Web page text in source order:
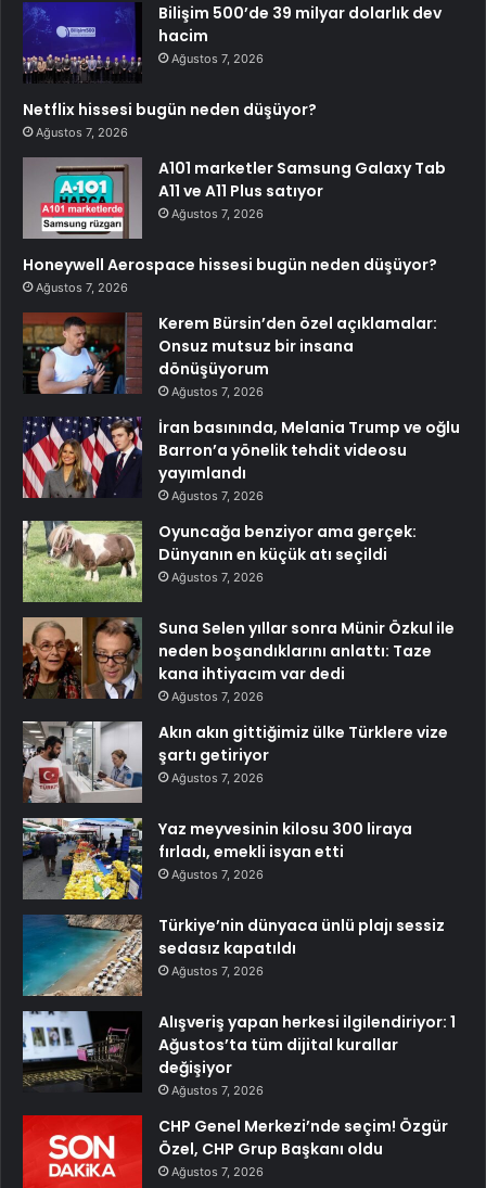
Bilişim 500’de 39 milyar dolarlık dev
hacim
Ağustos 7, 2026
Netflix hissesi bugün neden düşüyor?
Ağustos 7, 2026
A101 marketler Samsung Galaxy Tab
A11 ve A11 Plus satıyor
Ağustos 7, 2026
Honeywell Aerospace hissesi bugün neden düşüyor?
Ağustos 7, 2026
Kerem Bürsin’den özel açıklamalar:
Onsuz mutsuz bir insana
dönüşüyorum
Ağustos 7, 2026
İran basınında, Melania Trump ve oğlu
Barron’a yönelik tehdit videosu
yayımlandı
Ağustos 7, 2026
Oyuncağa benziyor ama gerçek:
Dünyanın en küçük atı seçildi
Ağustos 7, 2026
Suna Selen yıllar sonra Münir Özkul ile
neden boşandıklarını anlattı: Taze
kana ihtiyacım var dedi
Ağustos 7, 2026
Akın akın gittiğimiz ülke Türklere vize
şartı getiriyor
Ağustos 7, 2026
Yaz meyvesinin kilosu 300 liraya
fırladı, emekli isyan etti
Ağustos 7, 2026
Türkiye’nin dünyaca ünlü plajı sessiz
sedasız kapatıldı
Ağustos 7, 2026
Alışveriş yapan herkesi ilgilendiriyor: 1
Ağustos’ta tüm dijital kurallar
değişiyor
Ağustos 7, 2026
CHP Genel Merkezi’nde seçim! Özgür
Özel, CHP Grup Başkanı oldu
Ağustos 7, 2026